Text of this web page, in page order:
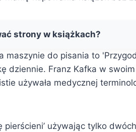
strony w książkach?
maszynie do pisania to
dziennie. Franz Kafka w
używała medycznej
pierścieni’ używając tylko